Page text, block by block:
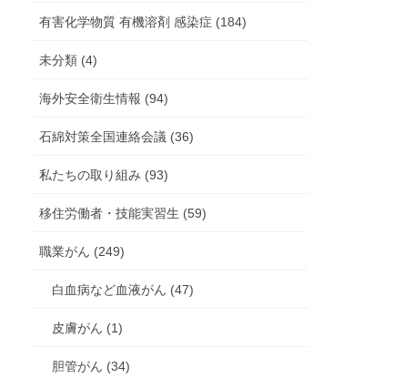
有害化学物質 有機溶剤 感染症 (184)
未分類 (4)
海外安全衛生情報 (94)
石綿対策全国連絡会議 (36)
私たちの取り組み (93)
移住労働者・技能実習生 (59)
職業がん (249)
白血病など血液がん (47)
皮膚がん (1)
胆管がん (34)